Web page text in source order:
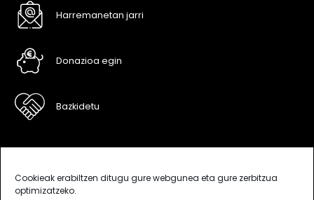
Cookieak erabiltzen ditugu gure webgunea eta gure zerbitzua
optimizatzeko.
Harremanetan jarri
Donazioa egin
Bazkidetu